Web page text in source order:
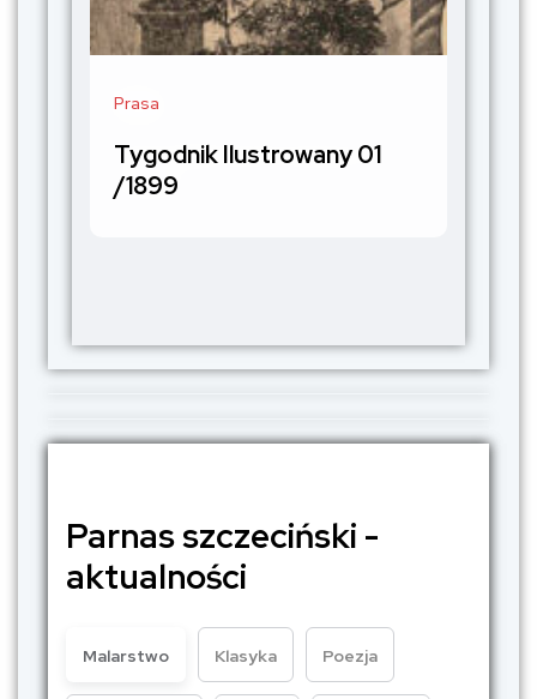
Prasa
Tygodnik Ilustrowany 01
/1899
Parnas szczeciński -
aktualności
Malarstwo Klasyka Poezja